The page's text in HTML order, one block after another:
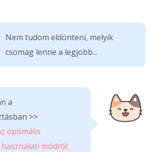
Nem tudom eldönteni, melyik
csomag lenne a legjobb...
a
>>
optimális
módról